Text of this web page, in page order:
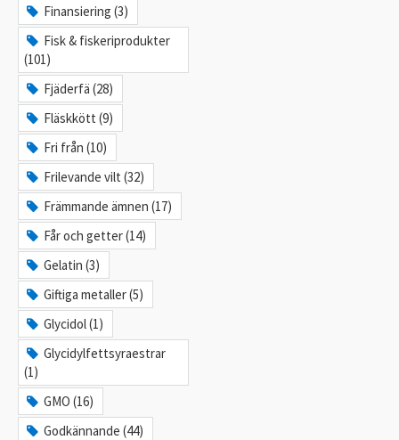
Finansiering (3)
Fisk & fiskeriprodukter
(101)
Fjäderfä (28)
Fläskkött (9)
Fri från (10)
Frilevande vilt (32)
Främmande ämnen (17)
Får och getter (14)
Gelatin (3)
Giftiga metaller (5)
Glycidol (1)
Glycidylfettsyraestrar
(1)
GMO (16)
Godkännande (44)